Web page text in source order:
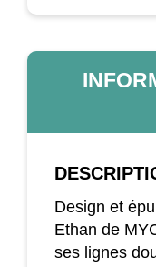
Design et
Ethan de
ses lignes